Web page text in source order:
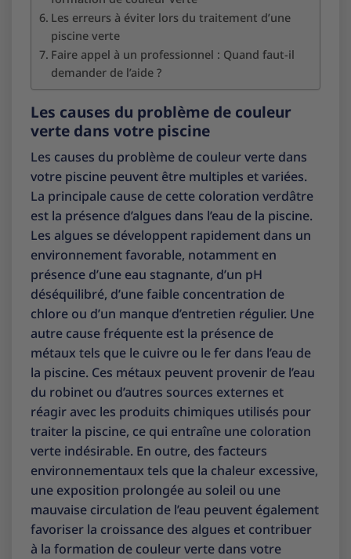
Les erreurs à éviter lors du traitement d’une
piscine verte
Faire appel à un professionnel : Quand faut-il
demander de l’aide ?
Les causes du problème de couleur
verte dans votre piscine
Les causes du problème de couleur verte dans
votre piscine peuvent être multiples et variées.
La principale cause de cette coloration verdâtre
est la présence d’algues dans l’eau de la piscine.
Les algues se développent rapidement dans un
environnement favorable, notamment en
présence d’une eau stagnante, d’un pH
déséquilibré, d’une faible concentration de
chlore ou d’un manque d’entretien régulier. Une
autre cause fréquente est la présence de
métaux tels que le cuivre ou le fer dans l’eau de
la piscine. Ces métaux peuvent provenir de l’eau
du robinet ou d’autres sources externes et
réagir avec les produits chimiques utilisés pour
traiter la piscine, ce qui entraîne une coloration
verte indésirable. En outre, des facteurs
environnementaux tels que la chaleur excessive,
une exposition prolongée au soleil ou une
mauvaise circulation de l’eau peuvent également
favoriser la croissance des algues et contribuer
à la formation de couleur verte dans votre